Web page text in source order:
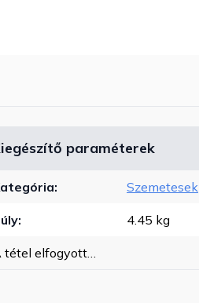
paraméterek
: Szemetesek
: 4.45 kg
tétel elfogyott…